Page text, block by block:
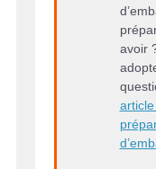
avoir